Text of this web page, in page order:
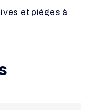
et pièges à